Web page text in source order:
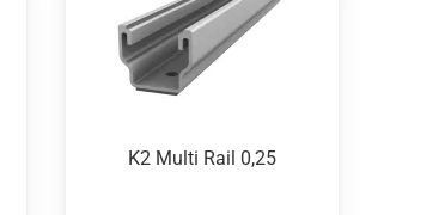
K2 Multi Rail 0,25